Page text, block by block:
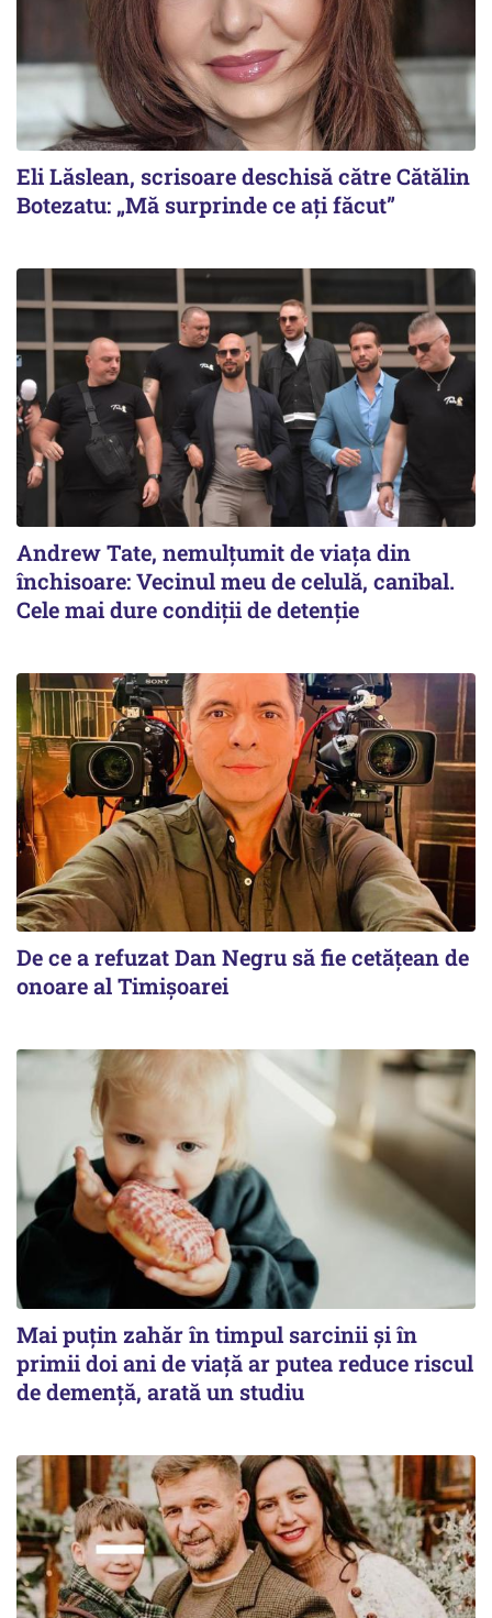
Eli Lăslean, scrisoare deschisă către Cătălin
Botezatu: „Mă surprinde ce ați făcut”
Andrew Tate, nemulțumit de viața din
închisoare: Vecinul meu de celulă, canibal.
Cele mai dure condiții de detenție
De ce a refuzat Dan Negru să fie cetățean de
onoare al Timișoarei
Mai puțin zahăr în timpul sarcinii și în
primii doi ani de viață ar putea reduce riscul
de demență, arată un studiu